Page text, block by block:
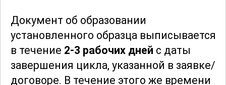
Пройдя обучение, специалисты смогут
более уверенно и эффективно работать
с пациентами, что позитивно скажется
Документ об образовании
установленного образца выписывается
в течение 2-3 рабочих дней с даты
завершения цикла, указанной в заявке/
договоре. В течение этого же времени